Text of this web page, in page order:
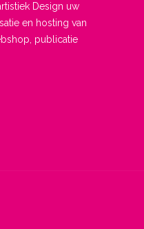
Design uw
en hosting van
publicatie